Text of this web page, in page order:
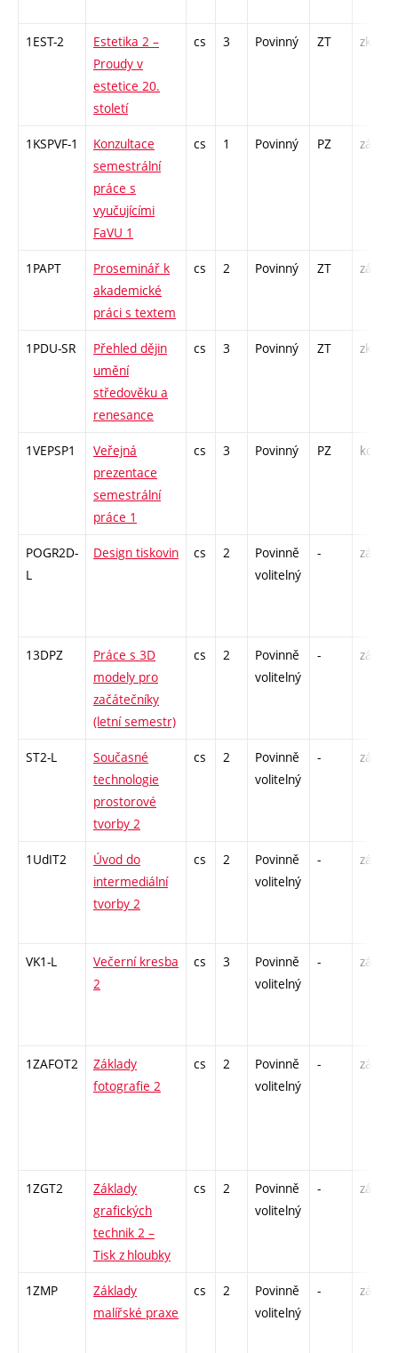
1EST-2
Estetika 2 –
Proudy v
estetice 20.
století
cs 3 Povinný ZT zk
1KSPVF-1
Konzultace
semestrální
práce s
vyučujícími
FaVU 1
cs 1 Povinný PZ zá
1PAPT
Proseminář k
akademické
práci s textem
cs 2 Povinný ZT zá
1PDU-SR
Přehled dějin
umění
středověku a
renesance
cs 3 Povinný ZT zk
1VEPSP1
Veřejná
prezentace
semestrální
práce 1
cs 3 Povinný PZ kol
POGR2D-
L
Design tiskovin cs 2
Povinně
volitelný
- zá
13DPZ
Práce s 3D
modely pro
začátečníky
(letní semestr)
cs 2
Povinně
volitelný
- zá
ST2-L
Současné
technologie
prostorové
tvorby 2
cs 2
Povinně
volitelný
- zá
1UdIT2
Úvod do
intermediální
tvorby 2
cs 2
Povinně
volitelný
- zá
VK1-L
Večerní kresba
2
cs 3
Povinně
volitelný
- zá,zk
1ZAFOT2
Základy
fotografie 2
cs 2
Povinně
volitelný
- zá
1ZGT2
Základy
grafických
technik 2 –
Tisk z hloubky
cs 2
Povinně
volitelný
- zá
1ZMP
Základy
malířské praxe
cs 2
Povinně
volitelný
- zá